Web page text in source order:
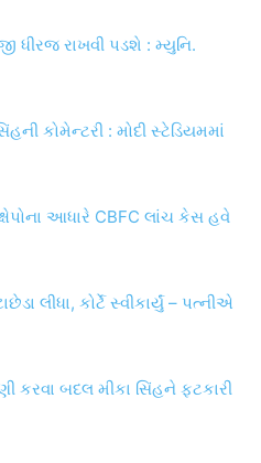
ધીરજ રાખવી પડશે : મ્યુનિ.
કોમેન્ટરી : મોદી સ્ટેડિયમમાં
આધારે CBFC લાંચ કેસ હવે
લીધા, કોર્ટે સ્વીકાર્યું – પત્નીએ
કરવા બદલ મીકા સિંહને ફટકારી